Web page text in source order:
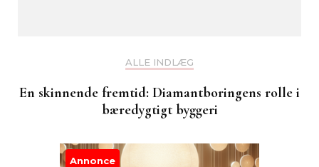
ALLE INDLÆG
En skinnende fremtid: Diamantboringens rolle i
bæredygtigt byggeri
Annonce